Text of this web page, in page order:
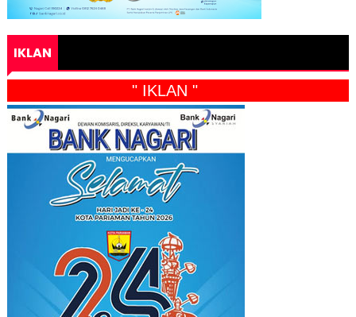
IKLAN
" IKLAN "